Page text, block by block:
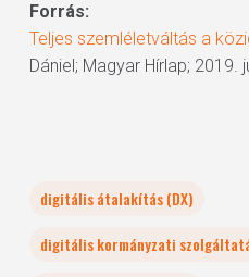
Forrás:
Teljes szemléletváltás a
Dániel; Magyar Hírlap; 2019.
digitális átalakítás (DX)
digitális kormányzati